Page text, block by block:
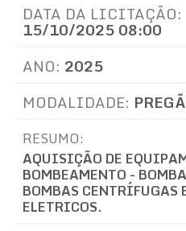
DATA DA LICITAÇÃO:
15/10/2025 08:00
ANO: 2025
MODALIDADE:
RESUMO:
AQUISIÇÃO DE
BOMBEAMENTO -
BOMBAS CENTRÍFUGAS
ELETRICOS.